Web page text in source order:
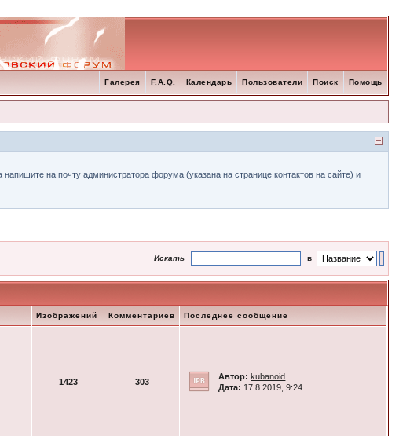
Помощь
Поиск
Пользователи
Календарь
F.A.Q.
Галерея
на почту администратора форума (указана на странице контактов на сайте) и
Искать в
Изображений Комментариев Последнее сообщение
1423 303
Автор: kubanoid
Дата: 17.8.2019, 9:24